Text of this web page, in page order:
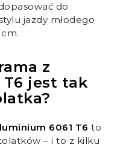
do
jazdy młodego
z
T6 jest tak
6061 T6 to
– i to z kilku